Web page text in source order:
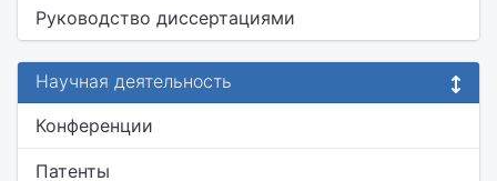
Руководство диссертациями
Научная деятельность
Конференции
Патенты